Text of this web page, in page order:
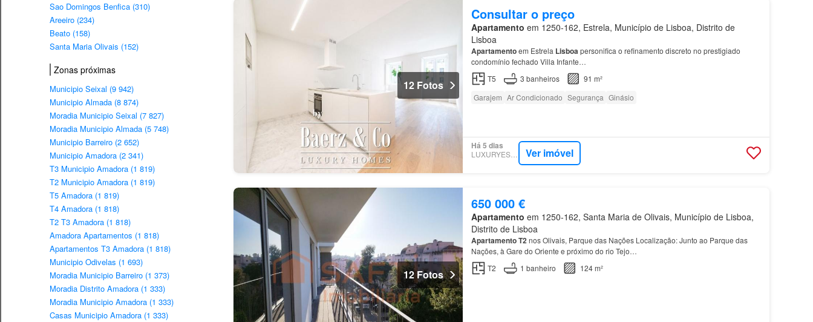
Sao Domingos Benfica (310)
Areeiro (234)
Beato (158)
Santa Maria Olivais (152)
Zonas próximas
Municipio Seixal (9 942)
Municipio Almada (8 874)
Moradia Municipio Seixal (7 827)
Moradia Municipio Almada (5 748)
Municipio Barreiro (2 652)
Municipio Amadora (2 341)
T3 Municipio Amadora (1 819)
T2 Municipio Amadora (1 819)
T5 Amadora (1 819)
T4 Amadora (1 818)
T2 T3 Amadora (1 818)
Amadora Apartamentos (1 818)
Apartamentos T3 Amadora (1 818)
Municipio Odivelas (1 693)
Moradia Municipio Barreiro (1 373)
Moradia Distrito Amadora (1 333)
Moradia Municipio Amadora (1 333)
Casas Municipio Amadora (1 333)
12 Fotos
Consultar o preço
Apartamento em 1250-162, Estrela, Município de Lisboa, Distrito de
Lisboa
Apartamentoem Estrela Lisboapersonifica o refinamento discreto no prestigiado
condomínio fechado Villa Infante…
T5
3 banheiros
91 m²
Garajem Ar Condicionado Segurança Ginásio
Há 5 dias
LUXURYESTATE Ver imóvel
12 Fotos
650 000 €
Apartamento em 1250-162, Santa Maria de Olivais, Município de Lisboa,
Distrito de Lisboa
ApartamentoT2nos Olivais, Parque das Nações Localização: Junto ao Parque das
Nações, à Gare do Oriente e próximo do rio Tejo…
T2
1 banheiro 124 m²